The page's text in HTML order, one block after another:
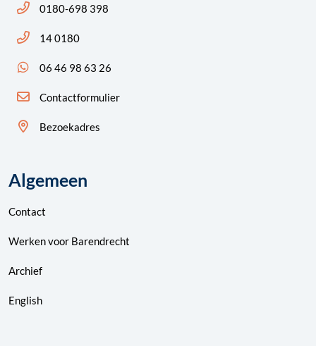
Bel ons: 14 0180
0180-698 398
Bel ons: 14 0180
14 0180
App ons: 06 46 98 63 26 (WhatsApp)
06 46 98 63 26
Contactformulier
Bezoekadres
Algemeen
Contact
Werken voor Barendrecht
Archief
English